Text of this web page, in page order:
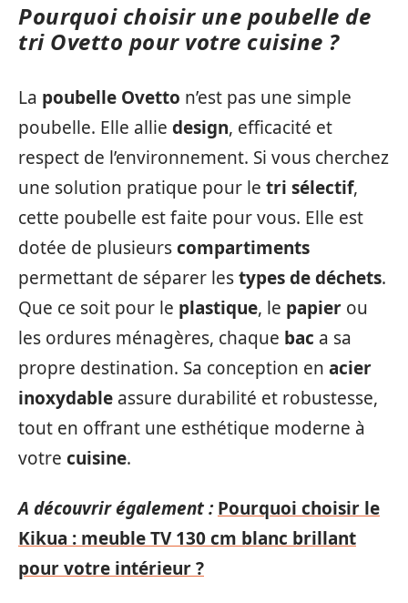
Pourquoi choisir une poubelle de
tri Ovetto pour votre cuisine ?
La poubelle Ovetto n’est pas une simple
poubelle. Elle allie design, efficacité et
respect de l’environnement. Si vous cherchez
une solution pratique pour le tri sélectif,
cette poubelle est faite pour vous. Elle est
dotée de plusieurscompartiments
permettant de séparer lestypes de déchets.
Que ce soit pour le plastique, le papier ou
les ordures ménagères, chaque bac a sa
propre destination. Sa conception en acier
inoxydable assure durabilité et robustesse,
tout en offrant une esthétique moderne à
votre cuisine.
A découvrir également : Pourquoi choisir le
Kikua : meuble TV 130 cm blanc brillant
pour votre intérieur ?